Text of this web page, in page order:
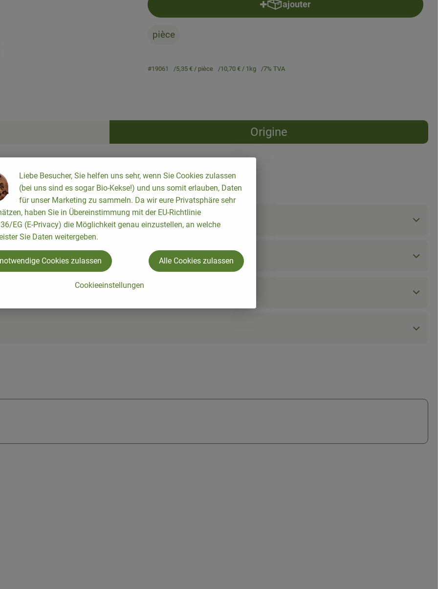
ajouter
Ajouter le produit au panier
pièce
#19061 5,35 € / pièce 10,70 € / 1kg 7% TVA
Recettes
Origine
Liebe Besucher, Sie helfen uns sehr, wenn Sie Cookies zulassen
(bei uns sind es sogar Bio-Kekse!) und uns somit erlauben, Daten
für unser Marketing zu sammeln. Da wir eure Privatsphäre sehr
haben Sie in Übereinstimmung mit der EU-Richtlinie
EG (E-Privacy) die Möglichkeit genau einzustellen, an welche
Sie Daten weitergeben.
Cookieeinstellungen
Cookies zulassen Alle Cookies zulassen